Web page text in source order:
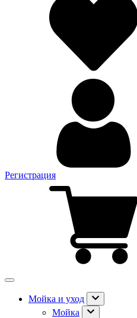
Регистрация
Мойка и уход
Мойка